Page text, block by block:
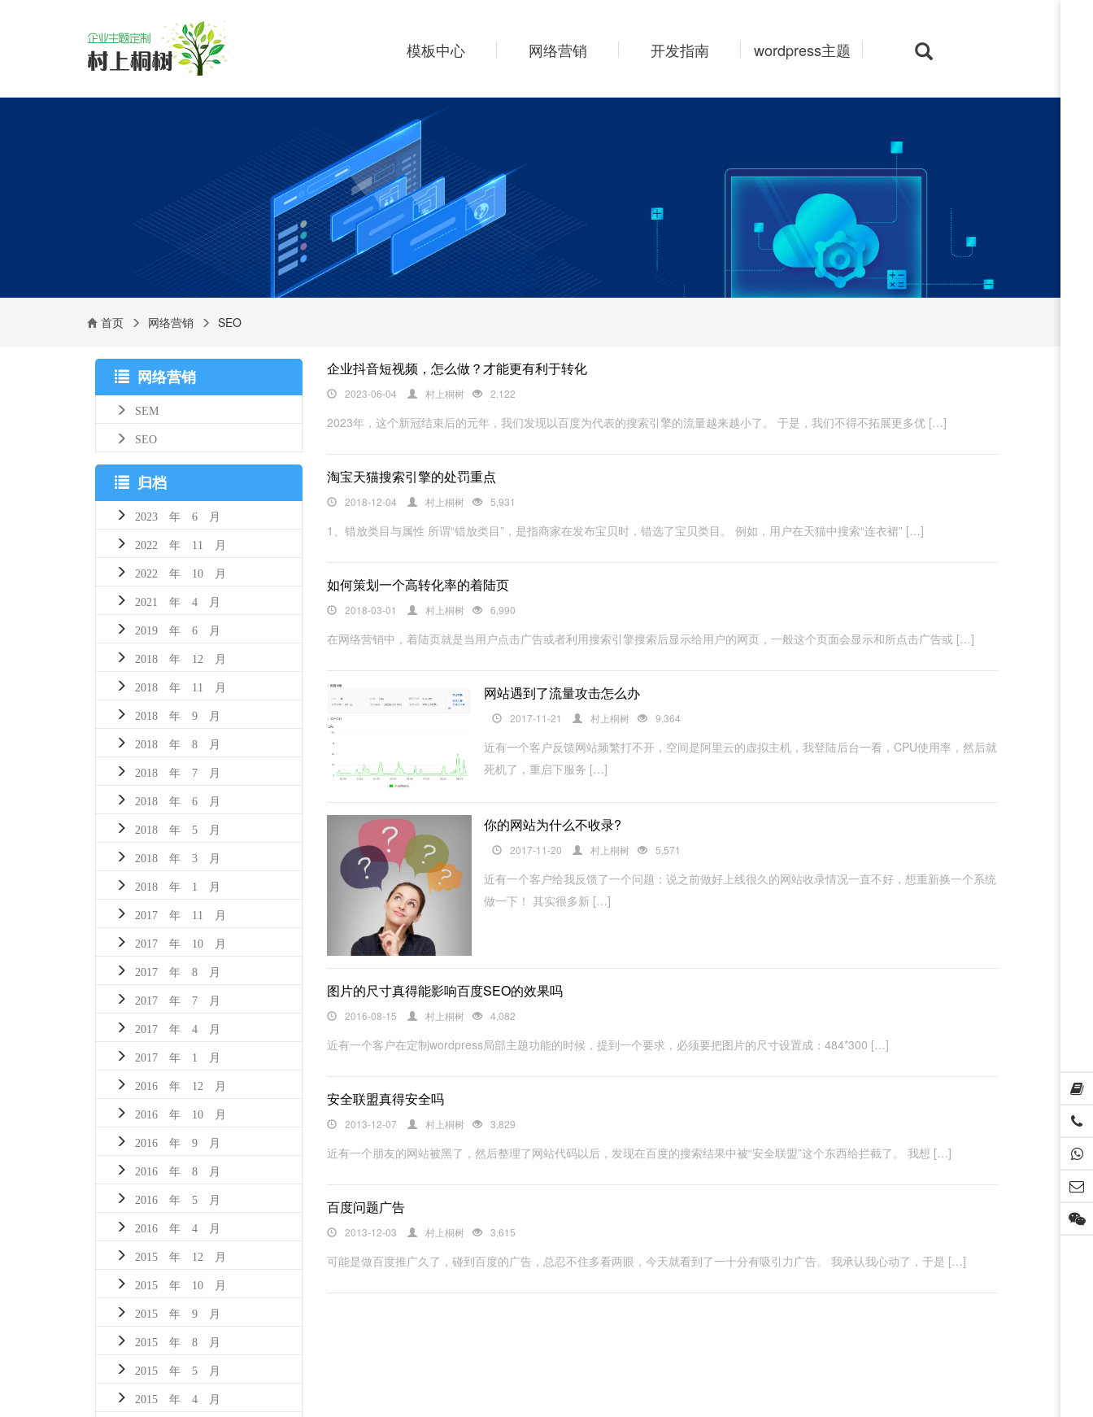
模板中心 网络营销 开发指南 wordpress主题
首页 网络营销 SEO
网络营销
SEM
SEO
归档
2023 年 6 月
2022 年 11 月
2022 年 10 月
2021 年 4 月
2019 年 6 月
2018 年 12 月
2018 年 11 月
2018 年 9 月
2018 年 8 月
2018 年 7 月
2018 年 6 月
2018 年 5 月
2018 年 3 月
2018 年 1 月
2017 年 11 月
2017 年 10 月
2017 年 8 月
2017 年 7 月
2017 年 4 月
2017 年 1 月
2016 年 12 月
2016 年 10 月
2016 年 9 月
2016 年 8 月
2016 年 5 月
2016 年 4 月
2015 年 12 月
2015 年 10 月
2015 年 9 月
2015 年 8 月
2015 年 5 月
2015 年 4 月
企业抖音短视频，怎么做？才能更有利于转化
2023-06-04 村上桐树 2,122
2023年，这个新冠结束后的元年，我们发现以百度为代表的搜索引擎的流量越来越小了。 于是，我们不得不拓展更多优 […]
淘宝天猫搜索引擎的处罚重点
2018-12-04 村上桐树 5,931
1、错放类目与属性 所谓“错放类目”，是指商家在发布宝贝时，错选了宝贝类目。 例如，用户在天猫中搜索“连衣裙” […]
如何策划一个高转化率的着陆页
2018-03-01 村上桐树 6,990
在网络营销中，着陆页就是当用户点击广告或者利用搜索引擎搜索后显示给用户的网页，一般这个页面会显示和所点击广告或 […]
网站遇到了流量攻击怎么办
2017-11-21 村上桐树 9,364
近有一个客户反馈网站频繁打不开，空间是阿里云的虚拟主机，我登陆后台一看，CPU使用率，然后就
死机了，重启下服务 […]
你的网站为什么不收录?
2017-11-20 村上桐树 5,571
近有一个客户给我反馈了一个问题：说之前做好上线很久的网站收录情况一直不好，想重新换一个系统
做一下！ 其实很多新 […]
图片的尺寸真得能影响百度SEO的效果吗
2016-08-15 村上桐树 4,082
近有一个客户在定制wordpress局部主题功能的时候，提到一个要求，必须要把图片的尺寸设置成：484*300 […]
安全联盟真得安全吗
2013-12-07 村上桐树 3,829
近有一个朋友的网站被黑了，然后整理了网站代码以后，发现在百度的搜索结果中被“安全联盟”这个东西给拦截了。 我想 […]
百度问题广告
2013-12-03 村上桐树 3,615
可能是做百度推广久了，碰到百度的广告，总忍不住多看两眼，今天就看到了一十分有吸引力广告。 我承认我心动了，于是 […]